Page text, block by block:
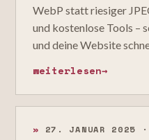
WebP statt riesiger
und kostenlose Tools –
und deine Website
weiterlesen→
» 27. JANUAR 2025 ·